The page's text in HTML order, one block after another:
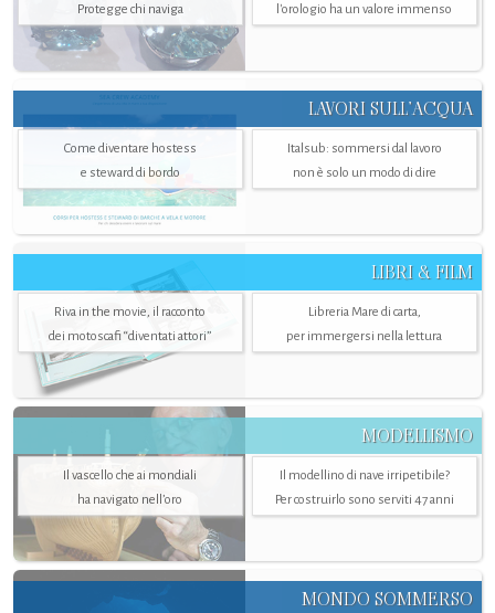
Protegge chi naviga
l'orologio ha un valore immenso
LAVORI SULL’ACQUA
Come diventare hostess
e steward di bordo
Italsub: sommersi dal lavoro
non è solo un modo di dire
LIBRI & FILM
Riva in the movie, il racconto
dei motoscafi “diventati attori”
Libreria Mare di carta,
per immergersi nella lettura
MODELLISMO
Il vascello che ai mondiali
ha navigato nell’oro
Il modellino di nave irripetibile?
Per costruirlo sono serviti 47 anni
MONDO SOMMERSO